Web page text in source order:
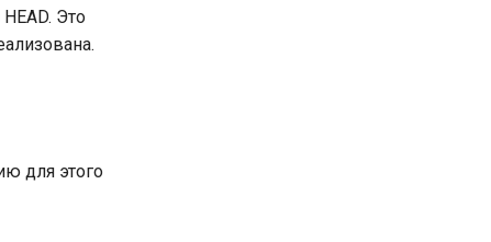
Это
для этого